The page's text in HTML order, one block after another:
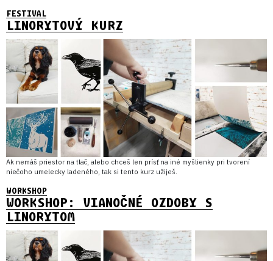
FESTIVAL
LINORYTOVÝ KURZ
Ak nemáš priestor na tlač, alebo chceš len prísť na iné myšlienky pri tvorení
niečoho umelecky ladeného, tak si tento kurz užiješ.
WORKSHOP
WORKSHOP: VIANOČNÉ OZDOBY S
LINORYTOM